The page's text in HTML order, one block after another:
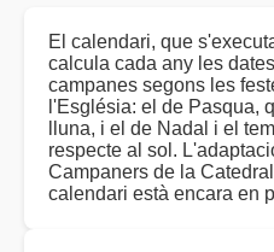
El calendari, que
calcula cada any les
campanes segons les
l'Església: el de Pasqua,
lluna, i el de Nadal i el
respecte al sol.
Campaners de la
calendari està encara en